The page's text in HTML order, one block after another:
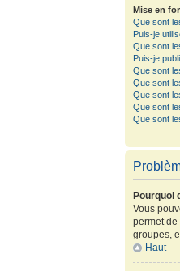
Mise en
Que sont
Puis-je
Que sont
Puis-je
Que sont
Que sont
Que sont
Que sont
Que sont
Pourquoi
Vous
permet
groupes,
Haut